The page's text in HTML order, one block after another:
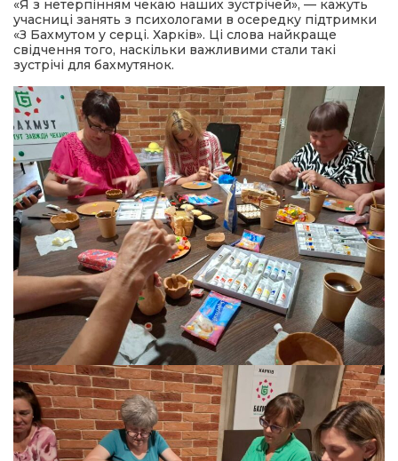
політика
місія
«Я з нетерпінням чекаю наших зустрічей», — кажуть
учасниці занять з психологами в осередку підтримки
«З Бахмутом у серці. Харків». Ці слова найкраще
свідчення того, наскільки важливими стали такі
зустрічі для бахмутянок.